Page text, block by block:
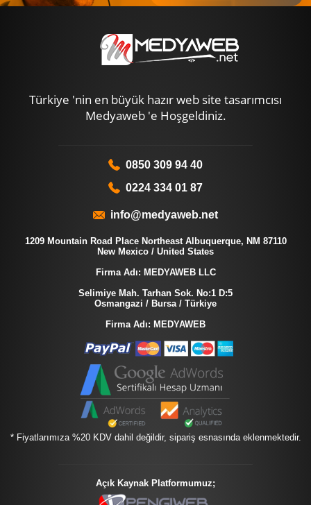
Türkiye 'nin en büyük hazır web site tasarımcısı
Medyaweb 'e Hoşgeldiniz.
0850 309 94 40
0224 334 01 87
info@medyaweb.net
1209 Mountain Road Place Northeast Albuquerque, NM 87110
New Mexico / United States
Firma Adı: MEDYAWEB LLC
Selimiye Mah. Tarhan Sok. No:1 D:5
Osmangazi / Bursa / Türkiye
Firma Adı: MEDYAWEB
* Fiyatlarımıza %20 KDV dahil değildir, sipariş esnasında eklenmektedir.
Açık Kaynak Platformumuz;